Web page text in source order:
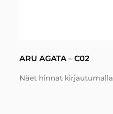
ARU AGATA – C02
Näet hinnat kirjautumalla